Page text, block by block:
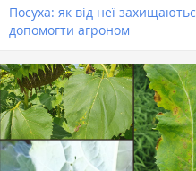
Посуха: як від неї
допомогти агроном